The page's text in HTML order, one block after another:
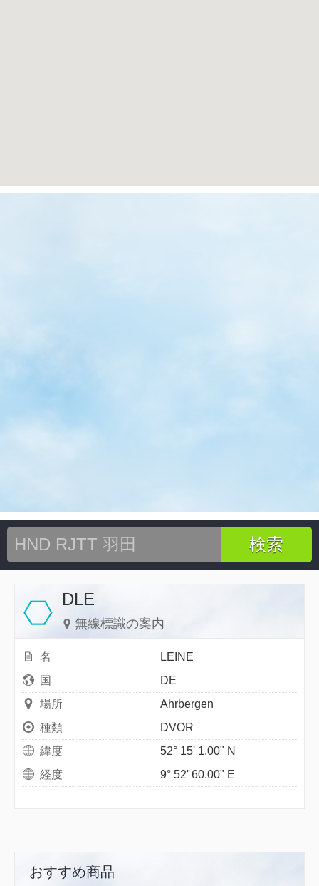
DLE
無線標識の案内
名
LEINE
国
DE
場所
Ahrbergen
種類
DVOR
緯度
52° 15' 1.00" N
経度
9° 52' 60.00" E
おすすめ商品